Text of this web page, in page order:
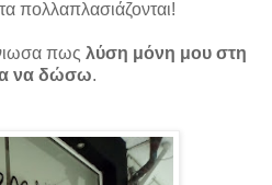
πολλαπλασιάζονται!
πως λύση μόνη μου στη
να δώσω.